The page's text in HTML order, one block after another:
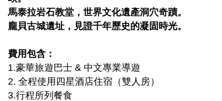
馬泰拉岩石教堂，世界文化遺產洞穴奇蹟。
龐貝古城遺址，見證千年歷史的凝固時光。
費用包含：
1.豪華旅遊巴士 & 中文專業導遊
2. 全程使用四星酒店住宿（雙人房）
3.行程所列餐食